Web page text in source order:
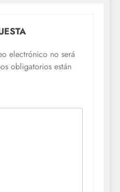
electrónico no será
obligatorios están